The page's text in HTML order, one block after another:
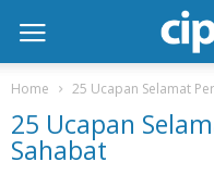
Home 25 Ucapan Selamat
25 Ucapan
Sahabat